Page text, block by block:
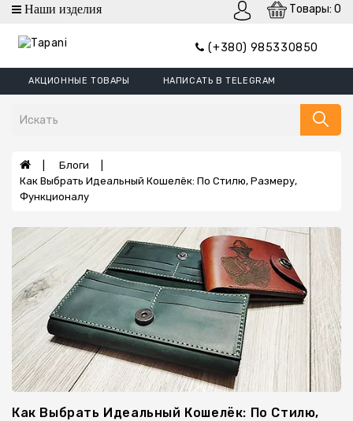
(+380) 985330850
Товары: 0
категории
Кошельки
Кошельки
Зажим
Для
Денег
Кошельки
XL
Борсетки
Ремни
Сумки
Шеврони
АКЦИОННЫЕ ТОВАРЫ НАПИСАТЬ В TELEGRAM
Блоги
Как Выбрать Идеальный Кошелёк: По Стилю, Размеру,
Функционалу
Как Выбрать Идеальный Кошелёк: По Стилю,